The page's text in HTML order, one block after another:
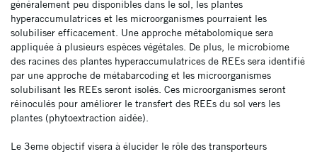
généralement peu disponibles dans le sol, les plantes
hyperaccumulatrices et les microorganismes pourraient les
solubiliser efficacement. Une approche métabolomique sera
appliquée à plusieurs espèces végétales. De plus, le microbiome
des racines des plantes hyperaccumulatrices de REEs sera identifié
par une approche de métabarcoding et les microorganismes
solubilisant les REEs seront isolés. Ces microorganismes seront
réinoculés pour améliorer le transfert des REEs du sol vers les
plantes (phytoextraction aidée).
Le 3eme objectif visera à élucider le rôle des transporteurs